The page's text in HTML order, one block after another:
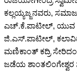
ಕಲ್ಲಯ್ಯಜ್ಜನವರು,
ಎಚ್.ಕೆ.ಪಾಟೀಲ್,
ಜಿ.ಎಸ್.ಪಾಟೀಲ್,
ಮಣಿಕಾಂತ್ ಕದ್ರಿ
ಜಡೆಯ ಶಾಂತಲಿಂಗೇಶ್ವರ